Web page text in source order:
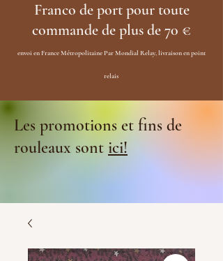
Franco de port pour toute
commande de plus de 70 €
envoi en France Métropolitaine Par Mondial Relay, livraison en point
relais
Les promotions et fins de
rouleaux sontici!